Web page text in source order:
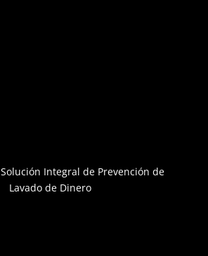
Solución Integral de Prevención de
Lavado de Dinero